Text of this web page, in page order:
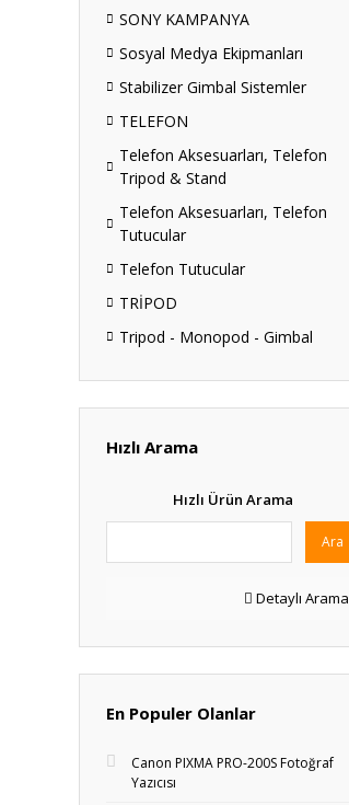
SONY KAMPANYA
Sosyal Medya Ekipmanları
Stabilizer Gimbal Sistemler
TELEFON
Telefon Aksesuarları, Telefon
Tripod & Stand
Telefon Aksesuarları, Telefon
Tutucular
Telefon Tutucular
TRİPOD
Tripod - Monopod - Gimbal
Hızlı Arama
Hızlı Ürün Arama
Ara
Detaylı Arama
En Populer Olanlar
Canon PIXMA PRO-200S Fotoğraf
Yazıcısı